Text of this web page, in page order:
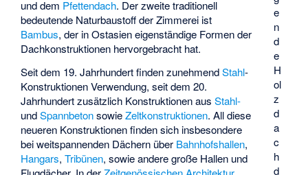
e
n
d
e
H
ol
z
d
a
c
h
d
und dem Pfettendach. Der zweite traditionell
bedeutende Naturbaustoff der Zimmerei ist
Bambus, der in Ostasien eigenständige Formen der
Dachkonstruktionen hervorgebracht hat.
Seit dem 19. Jahrhundert finden zunehmendStahl-
Konstruktionen Verwendung, seit dem 20.
Jahrhundert zusätzlich Konstruktionen ausStahl-
undSpannbetonsowieZeltkonstruktionen. All diese
neueren Konstruktionen finden sich insbesondere
bei weitspannenden Dächern über Bahnhofshallen,
Hangars,Tribünen, sowie andere große Hallen und